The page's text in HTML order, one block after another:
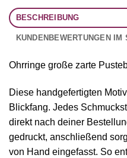
BESCHREIBUNG
KUNDENBEWERTUNGEN IM
Ohrringe große zarte
Diese handgefertigten
Blickfang. Jedes
direkt nach deiner
gedruckt, anschließend
von Hand eingefasst. So